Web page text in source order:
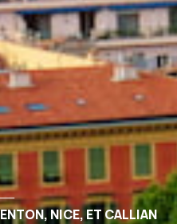
NICE, ET CALLIAN